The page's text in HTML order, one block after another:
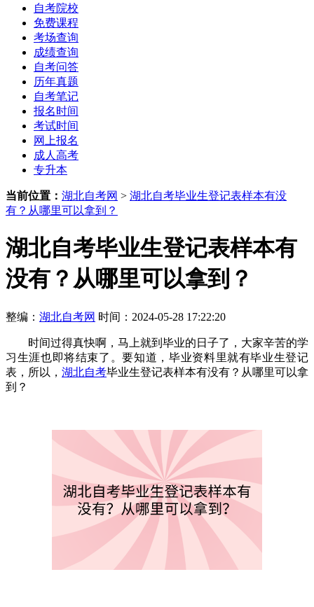
自考院校
免费课程
考场查询
成绩查询
自考问答
历年真题
自考笔记
报名时间
考试时间
网上报名
成人高考
专升本
当前位置： 湖北自考网 > 湖北自考毕业生登记表样本有没
有？从哪里可以拿到？
湖北自考毕业生登记表样本有
没有？从哪里可以拿到？
整编： 湖北自考网 时间：2024-05-28 17:22:20
时间过得真快啊，马上就到毕业的日子了，大家辛苦的学
习生涯也即将结束了。要知道，毕业资料里就有毕业生登记
表，所以， 湖北自考毕业生登记表样本有没有？从哪里可以拿
到？